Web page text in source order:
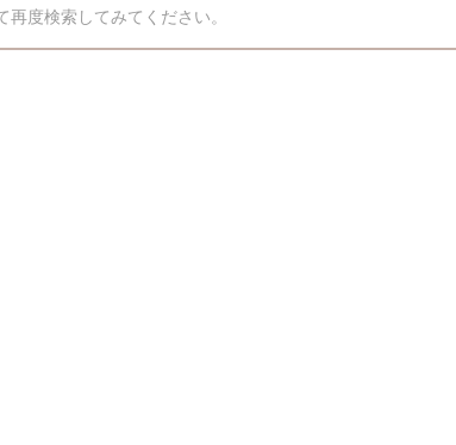
再度検索してみてください。